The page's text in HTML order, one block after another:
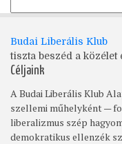
Budai Liberális Klub
tiszta beszéd a
Céljaink
A Budai Liberális Klub
szellemi műhelyként —
liberalizmus szép
demokratikus ellenzék